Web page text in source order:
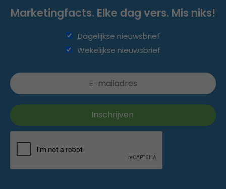
Marketingfacts. Elke dag vers. Mis niks!
Dagelijkse nieuwsbrief
Wekelijkse nieuwsbrief